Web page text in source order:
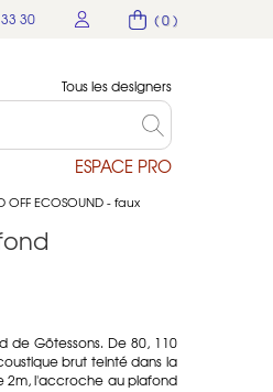
( 0 )
30
Tous les designers
ESPACE PRO
OFF ECOSOUND - faux
de Götessons. De 80, 110
brut teinté dans la
2m, l'accroche au plafond